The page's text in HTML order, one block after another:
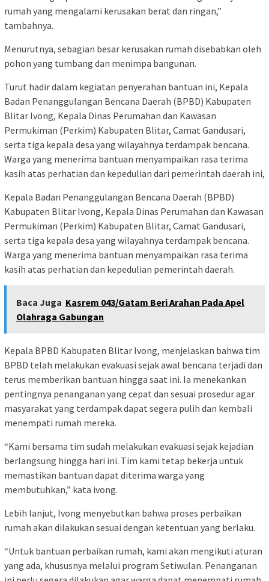
rumah yang mengalami kerusakan berat dan ringan,”
tambahnya.
Menurutnya, sebagian besar kerusakan rumah disebabkan oleh
pohon yang tumbang dan menimpa bangunan.
Turut hadir dalam kegiatan penyerahan bantuan ini, Kepala
Badan Penanggulangan Bencana Daerah (BPBD) Kabupaten
Blitar Ivong, Kepala Dinas Perumahan dan Kawasan
Permukiman (Perkim) Kabupaten Blitar, Camat Gandusari,
serta tiga kepala desa yang wilayahnya terdampak bencana.
Warga yang menerima bantuan menyampaikan rasa terima
kasih atas perhatian dan kepedulian dari pemerintah daerah ini,
Kepala Badan Penanggulangan Bencana Daerah (BPBD)
Kabupaten Blitar Ivong, Kepala Dinas Perumahan dan Kawasan
Permukiman (Perkim) Kabupaten Blitar, Camat Gandusari,
serta tiga kepala desa yang wilayahnya terdampak bencana.
Warga yang menerima bantuan menyampaikan rasa terima
kasih atas perhatian dan kepedulian pemerintah daerah.
Baca Juga Kasrem 043/Gatam Beri Arahan Pada Apel
Olahraga Gabungan
Kepala BPBD Kabupaten Blitar Ivong, menjelaskan bahwa tim
BPBD telah melakukan evakuasi sejak awal bencana terjadi dan
terus memberikan bantuan hingga saat ini. Ia menekankan
pentingnya penanganan yang cepat dan sesuai prosedur agar
masyarakat yang terdampak dapat segera pulih dan kembali
menempati rumah mereka.
“Kami bersama tim sudah melakukan evakuasi sejak kejadian
berlangsung hingga hari ini. Tim kami tetap bekerja untuk
memastikan bantuan dapat diterima warga yang
membutuhkan,” kata ivong.
Lebih lanjut, Ivong menyebutkan bahwa proses perbaikan
rumah akan dilakukan sesuai dengan ketentuan yang berlaku.
“Untuk bantuan perbaikan rumah, kami akan mengikuti aturan
yang ada, khususnya melalui program Setiwulan. Penanganan